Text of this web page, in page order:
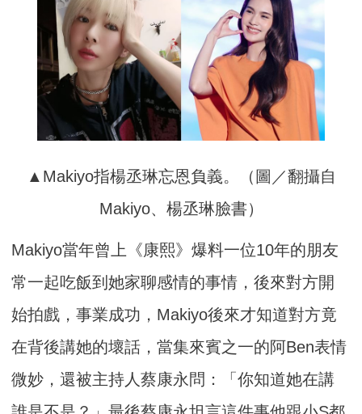
▲Makiyo指楊丞琳忘恩負義。（圖／翻攝自
Makiyo、楊丞琳臉書）
Makiyo當年曾上《康熙》爆料一位10年的朋友
常一起吃飯到她家聊感情的事情，後來對方開
始拍戲，事業成功，Makiyo後來才知道對方竟
在背後講她的壞話，當集來賓之一的阿Ben表情
微妙，還被主持人蔡康永問：「你知道她在講